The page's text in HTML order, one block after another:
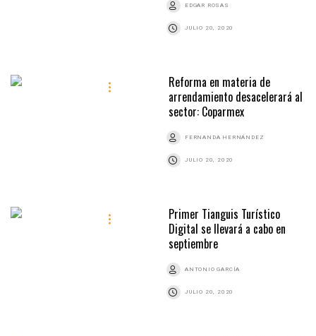
EDGAR ROSAS
JULIO 20, 2020
Reforma en materia de
arrendamiento desacelerará al
sector: Coparmex
FERNANDA HERNÁNDEZ
JULIO 20, 2020
Primer Tianguis Turístico
Digital se llevará a cabo en
septiembre
ANTONIO GARCÍA
JULIO 20, 2020